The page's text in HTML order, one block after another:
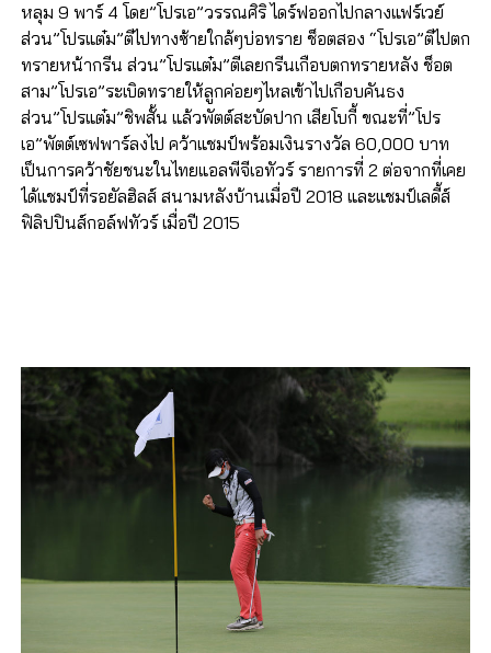
หลุม 9 พาร์ 4 โดย”โปรเอ”วรรณศิริ ไดร์ฟออกไปกลางแฟร์เวย์
ส่วน”โปรแต๋ม”ตีไปทางซ้ายใกล้ๆบ่อทราย ช็อตสอง “โปรเอ”ตีไปตก
ทรายหน้ากรีน ส่วน”โปรแต๋ม”ตีเลยกรีนเกือบตกทรายหลัง ช็อต
สาม”โปรเอ”ระเบิดทรายให้ลูกค่อยๆไหลเข้าไปเกือบคันธง
ส่วน”โปรแต๋ม”ชิพสั้น แล้วพัตต์สะบัดปาก เสียโบกี้ ขณะที่”โปร
เอ”พัตต์เซฟพาร์ลงไป คว้าแชมป์พร้อมเงินรางวัล 60,000 บาท
เป็นการคว้าชัยชนะในไทยแอลพีจีเอทัวร์ รายการที่ 2 ต่อจากที่เคย
ได้แชมป์ที่รอยัลฮิลส์ สนามหลังบ้านเมื่อปี 2018 และแชมป์เลดี้ส์
ฟิลิปปินส์กอล์ฟทัวร์ เมื่อปี 2015